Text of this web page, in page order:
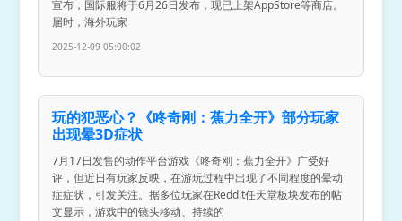
宣布，国际服将于6月26日发布，现已上架AppStore等商店。
届时，海外玩家
2025-12-09 05:00:02
玩的犯恶心？《咚奇刚：蕉力全开》部分玩家
出现晕3D症状
7月17日发售的动作平台游戏《咚奇刚：蕉力全开》广受好
评，但近日有玩家反映，在游玩过程中出现了不同程度的晕动
症症状，引发关注。据多位玩家在Reddit任天堂板块发布的帖
文显示，游戏中的镜头移动、持续的